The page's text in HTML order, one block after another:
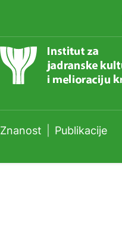
Znanost Publikacije